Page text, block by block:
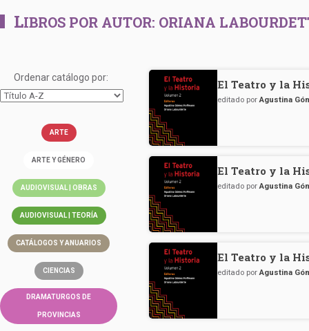
LIBROS POR AUTOR: ORIANA
Ordenar catálogo por:
ARTE
ARTE Y GÉNERO
AUDIOVISUAL | OBRAS
AUDIOVISUAL | TEORÍA
CATÁLOGOS Y ANUARIOS
CIENCIAS
DRAMATURGOS DE
PROVINCIAS
El Teatro y la
editado porAgustina
El Teatro y la
editado porAgustina
El Teatro y la
editado porAgustina